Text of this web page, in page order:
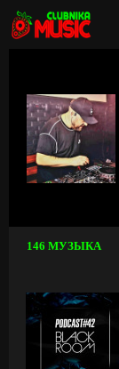
146 МУЗЫКА